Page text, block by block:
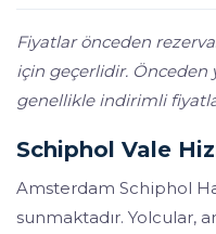
Fiyatlar önceden
için geçerlidir. Önceden
genellikle indirimli
Schiphol Vale
Amsterdam Schiphol
sunmaktadır. Yolcular,